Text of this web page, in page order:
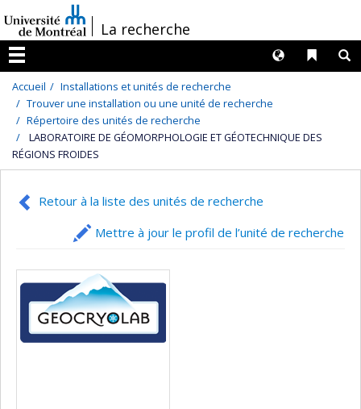
au
contenu
/La recherche
Menu
Liens
Langues
Accueil
Installations et unités de recherche
Trouver une installation ou une unité de recherche
Répertoire des unités de recherche
LABORATOIRE DE GÉOMORPHOLOGIE ET GÉOTECHNIQUE DES
RÉGIONS FROIDES
Retour à la liste des unités de recherche
Mettre à jour le profil de l’unité de recherche